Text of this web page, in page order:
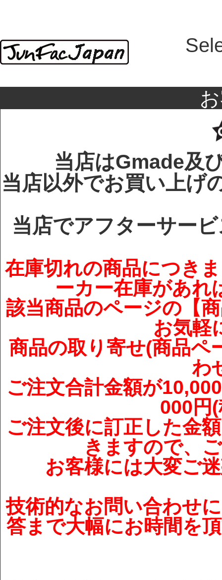
当店はGmade及
当店以外でお買い上げ
当店でアフターサー
在庫切れの商品につき
ーカー在庫があれ
該当商品のページの【
お気軽
商品の取り寄せ(商品ペ
わ
ご注文合計金額が
000円
ご注文後に訂正した金
きますので、
お客様には大変ご
技術的なお問い合わせ
答まで大幅にお時間を